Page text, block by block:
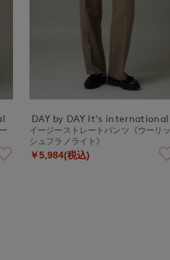
DAY by DAY It's international
イージーストレートパンツ《ウーリッ
シュフラノライト》
￥5,984(税込)